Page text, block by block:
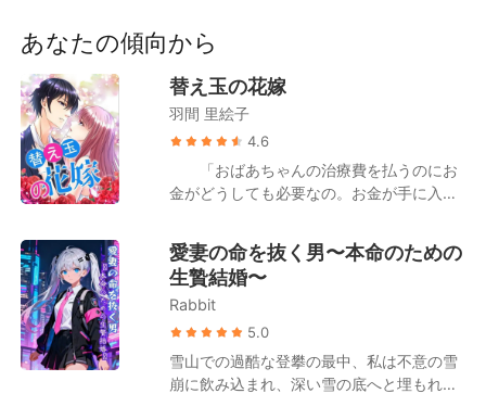
突き放した。 「家に帰って、頭を冷やせ。
これが最後のわがままだと願うよ」 彼は想
い人のために、何度も彼女を捨て、辱めて
きた。 彼女は自分から離れれば生きていけ
ない――そう、彼は確信していた。 だが知
らぬ間に、その想い人の兄は裏で彼女をそ
そのかし、離婚して国外へ行こうと仕掛け
ていたのだった。
あなたの傾向から
替え玉の花嫁
羽間 里絵子
4.6
「おばあちゃんの治療費を払うのにお
金がどうしても必要なの。お金が手に入っ
結婚するわ」 姉のイヴォンヌが結婚式
から逃げ出したとき、オータムは強いられ
てイヴォンヌのかわりにチャールズと結婚
した。彼女の唯一の願いは1年後に離婚する
ことだった。チャールズは金持ちで権力の
ある男だ。彼の名前は常に無数の女をと一
緒に出てきて、しかも気まぐれにガールフ
レンドを変えている。彼らは誰も、自分た
愛妻の命を抜く男〜本命のための
生贄結婚〜
Rabbit
5.0
雪山での過酷な登攀の最中、私は不意の雪
崩に飲み込まれ、深い雪の底へと埋もれて